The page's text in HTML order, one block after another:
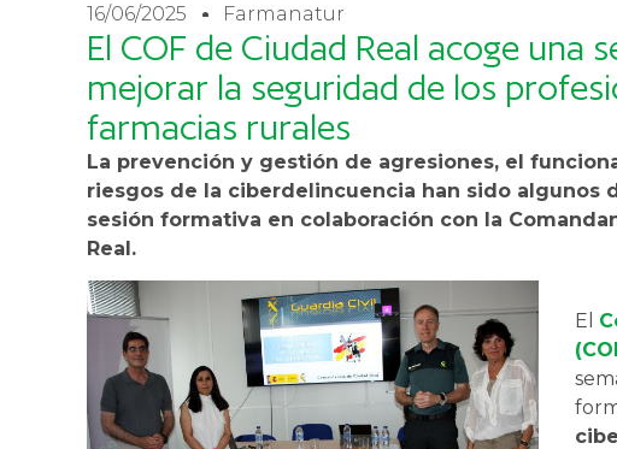
16/06/2025 Farmanatur
El COF de Ciudad Real acoge una
mejorar la seguridad de los
farmacias rurales
La prevención y gestión de agresiones, el
riesgos de la ciberdelincuencia han sido algunos
sesión formativa en colaboración con la
Real.
El